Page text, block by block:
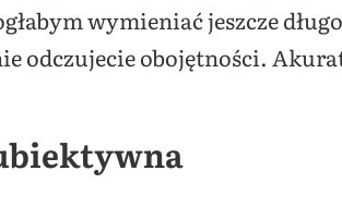
wymieniać jeszcze
odczujecie obojętności.